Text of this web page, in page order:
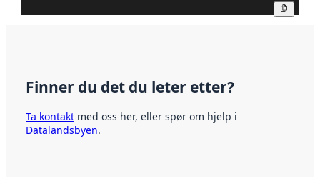
Finner du det du leter etter?
Ta kontakt med oss her, eller spør om hjelp i
Datalandsbyen.